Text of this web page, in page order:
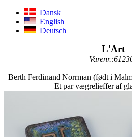
Dansk
English
Deutsch
L'Art
Berth Ferdinand Norrman (født i
Et par vægrelieffer af